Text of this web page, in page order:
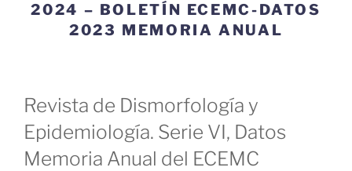
2024 – BOLETÍN ECEMC-DATOS
2023 MEMORIA ANUAL
Revista de Dismorfología y
Epidemiología. Serie VI, Datos
Memoria Anual del ECEMC